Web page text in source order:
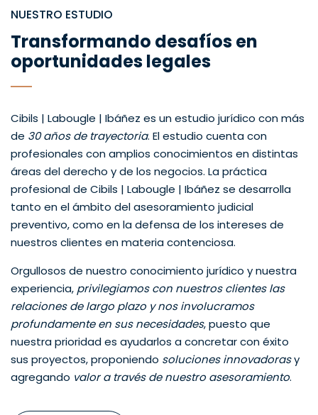
NUESTRO ESTUDIO
Transformando desafíos en
oportunidades legales
Cibils | Labougle | Ibáñez es un estudio jurídico con más
de 30 años de trayectoria. El estudio cuenta con
profesionales con amplios conocimientos en distintas
áreas del derecho y de los negocios. La práctica
profesional de Cibils | Labougle | Ibáñez se desarrolla
tanto en el ámbito del asesoramiento judicial
preventivo, como en la defensa de los intereses de
nuestros clientes en materia contenciosa.
Orgullosos de nuestro conocimiento jurídico y nuestra
experiencia, privilegiamos con nuestros clientes las
relaciones de largo plazo y nos involucramos
profundamente en sus necesidades, puesto que
nuestra prioridad es ayudarlos a concretar con éxito
sus proyectos, proponiendo soluciones innovadorasy
agregando valor a través de nuestro asesoramiento.